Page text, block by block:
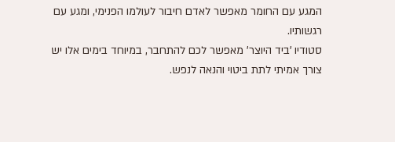
המגע עם החומר מאפשר לאדם חיבור לעולמו הפנימי, ומגע עם
רגשותיו.
סטודיו 'ביד היוצר' מאפשר לכם להתחבר, במיוחד בימים אלו יש
צורך אמיתי לתת ביטוי והנאה לנפש.